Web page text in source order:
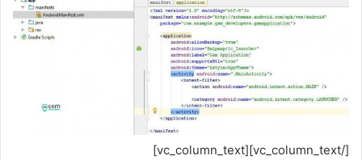
[/vc_column_text][vc_column_text]